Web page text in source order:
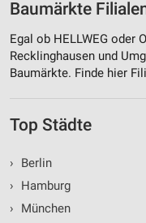
Baumärkte
Egal ob HELLWEG oder
Recklinghausen und
Baumärkte. Finde hier
Top Städte
›
Berlin
›
Hamburg
›
München